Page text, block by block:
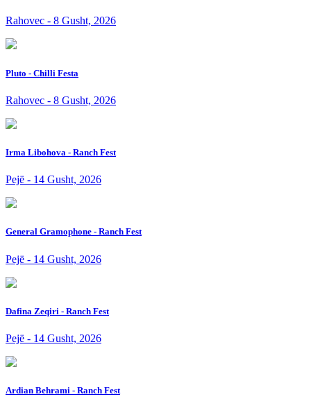
Rahovec - 8 Gusht, 2026
Pluto - Chilli Festa
Rahovec - 8 Gusht, 2026
Irma Libohova - Ranch Fest
Pejë - 14 Gusht, 2026
General Gramophone - Ranch Fest
Pejë - 14 Gusht, 2026
Dafina Zeqiri - Ranch Fest
Pejë - 14 Gusht, 2026
Ardian Behrami - Ranch Fest